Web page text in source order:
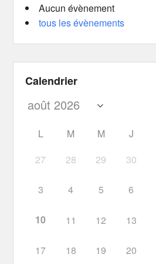
Aucun évènement
tous les évènements
Calendrier
L M M J
27
28 29 30
3 4 5 6
10 11 12 13
17 18 19 20